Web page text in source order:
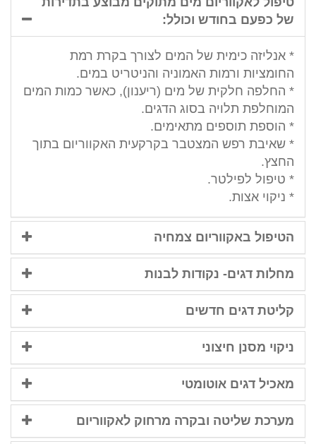
של כפעם בחודש וכולל:
* אנליזה כימית של המים לצורך בקרת רמת
החומציות ורמות האמוניה והניטריט במים.
* החלפה חלקית של מים (ריענון), כאשר כמות המים
המוחלפת תלויה בסוג הדגים.
* הוספת תוספים מתאימים.
* שאיבת רפש המצטבר בקרקעית האקווריום בתוך
החצץ.
* טיפול לפילטר.
* ניקוי אצות.
הטיפול באקווריום צמחיה
מחלות דגים- נקודות לבנות
קליטת דגים חדשים
ניקוי מסנן חיצוני
מאכיל דגים אוטומטי
מערכת שליטה ובקרה מרחוק לאקווריום